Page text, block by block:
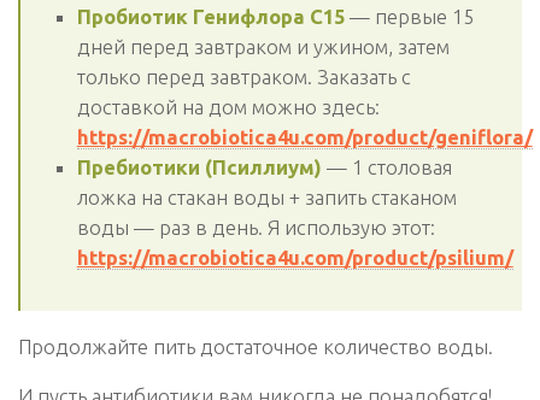
Пробиотик Генифлора С15— первые 15
дней перед завтраком и ужином, затем
только перед завтраком. Заказать с
доставкой на дом можно здесь:
https://macrobiotica4u.com/product/geniflora/
Пребиотики (Псиллиум) — 1 столовая
ложка на стакан воды + запить стаканом
воды — раз в день. Я использую этот:
https://macrobiotica4u.com/product/psilium/
Продолжайте пить достаточное количество воды.